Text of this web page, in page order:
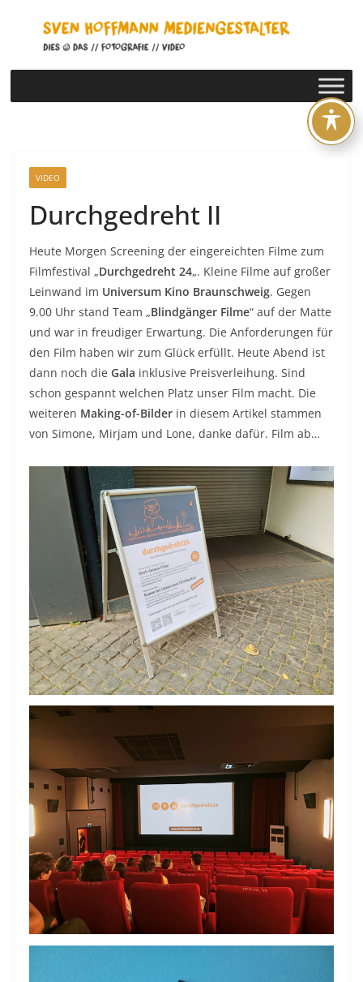
springen
VIDEO
Durchgedreht II
Heute Morgen Screening der eingereichten Filme zum
Filmfestival „Durchgedreht 24„. Kleine Filme auf großer
Leinwand im Universum Kino Braunschweig. Gegen
9.00 Uhr stand Team „Blindgänger Filme“ auf der Matte
und war in freudiger Erwartung. Die Anforderungen für
den Film haben wir zum Glück erfüllt. Heute Abend ist
dann noch die Gala inklusive Preisverleihung. Sind
schon gespannt welchen Platz unser Film macht. Die
weiteren Making-of-Bilder in diesem Artikel stammen
von Simone, Mirjam und Lone, danke dafür. Film ab…